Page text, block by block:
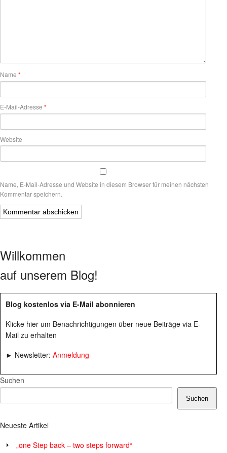
Name *
E-Mail-Adresse *
Website
Name, E-Mail-Adresse und Website in diesem Browser für meinen nächsten
Kommentar speichern.
Willkommen
auf unserem Blog!
Blog kostenlos via E-Mail abonnieren
Klicke hier um Benachrichtigungen über neue Beiträge via E-
Mail zu erhalten
► Newsletter: Anmeldung
Suchen
Suchen
Neueste Artikel
„one Step back – two steps forward“